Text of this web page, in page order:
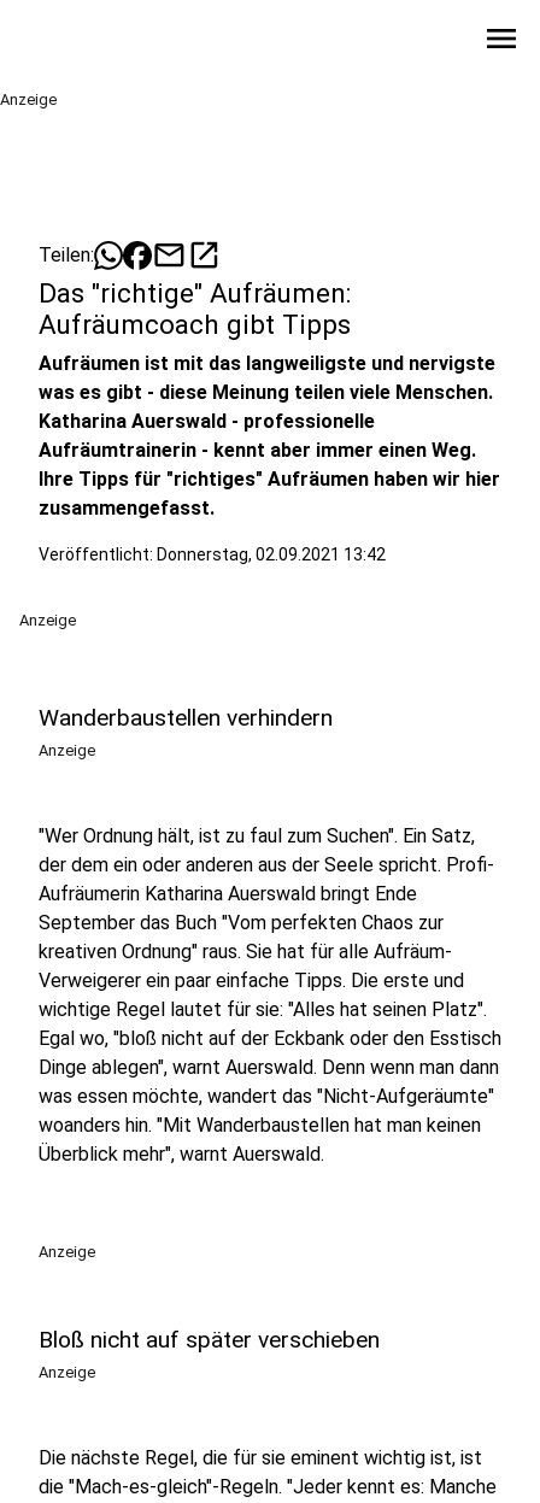
menu
Anzeige
Teilen: mailopen_in_new
Das "richtige" Aufräumen:
Aufräumcoach gibt Tipps
Aufräumen ist mit das langweiligste und nervigste
was es gibt - diese Meinung teilen viele Menschen.
Katharina Auerswald - professionelle
Aufräumtrainerin - kennt aber immer einen Weg.
Ihre Tipps für "richtiges" Aufräumen haben wir hier
zusammengefasst.
Veröffentlicht: Donnerstag, 02.09.2021 13:42
Anzeige
Wanderbaustellen verhindern
Anzeige
"Wer Ordnung hält, ist zu faul zum Suchen". Ein Satz,
der dem ein oder anderen aus der Seele spricht. Profi-
Aufräumerin Katharina Auerswald bringt Ende
September das Buch "Vom perfekten Chaos zur
kreativen Ordnung" raus. Sie hat für alle Aufräum-
Verweigerer ein paar einfache Tipps. Die erste und
wichtige Regel lautet für sie: "Alles hat seinen Platz".
Egal wo, "bloß nicht auf der Eckbank oder den Esstisch
Dinge ablegen", warnt Auerswald. Denn wenn man dann
was essen möchte, wandert das "Nicht-Aufgeräumte"
woanders hin. "Mit Wanderbaustellen hat man keinen
Überblick mehr", warnt Auerswald.
Anzeige
Bloß nicht auf später verschieben
Anzeige
Die nächste Regel, die für sie eminent wichtig ist, ist
die "Mach-es-gleich"-Regeln. "Jeder kennt es: Manche